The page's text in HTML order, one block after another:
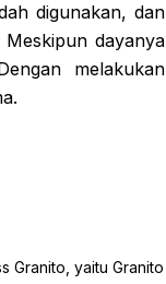
digunakan, dan
dayanya
melakukan
Granito, yaitu Granito